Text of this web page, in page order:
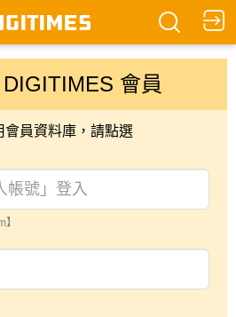
會員
員資料庫，請點選